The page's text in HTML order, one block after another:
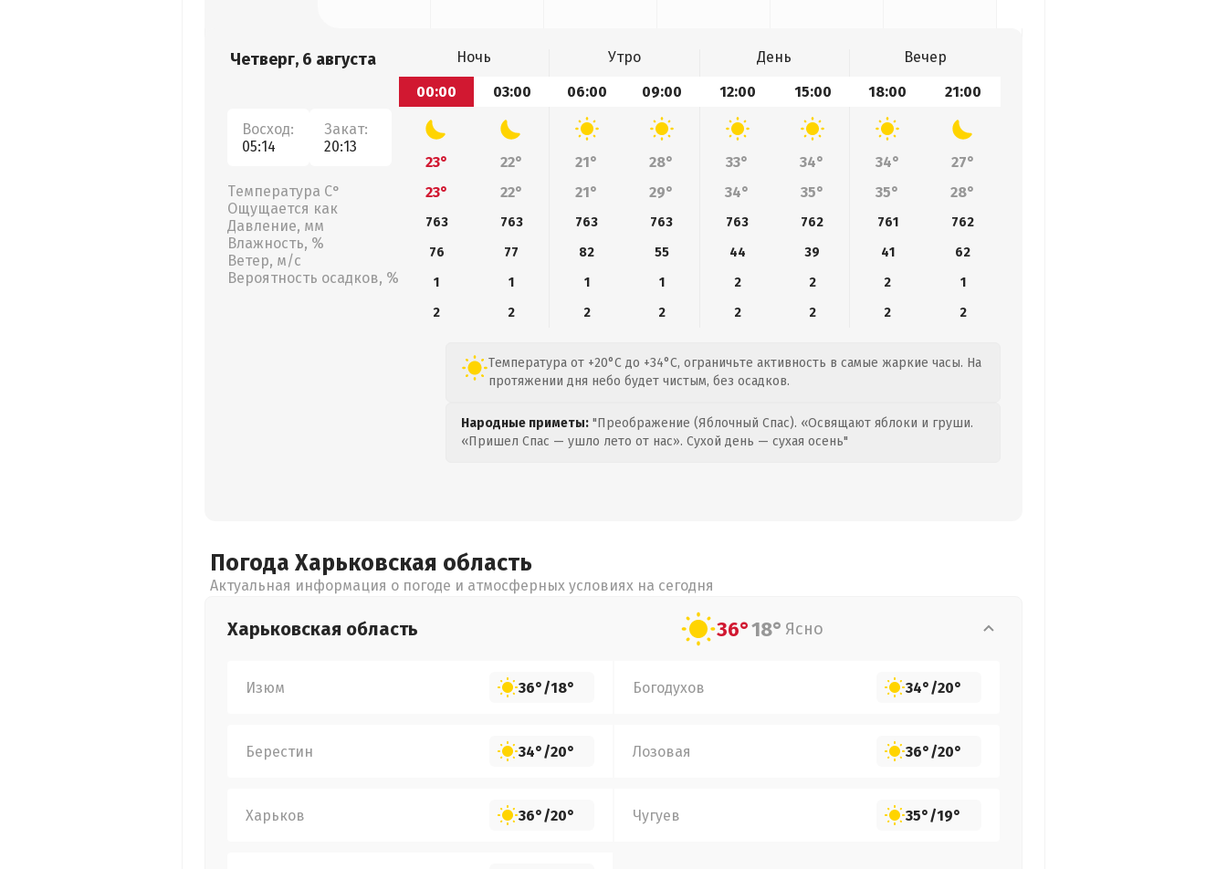
Четверг, 6 августа
Восход:
05:14
Закат:
20:13
Температура С°
Ощущается как
Давление, мм
Влажность, %
Ветер, м/с
Вероятность осадков, %
Ночь Утро День
Вечер
00:00
03:00 06:00 09:00 12:00 15:00 18:00 21:00
23° 22° 21° 28° 33° 34° 34°
27°
23°
22° 21° 29° 34° 35° 35° 28°
763 763 763 763 763 762 761
762
76
77 82 55 44 39 41
62
1
1 1 1 2 2 2
1
2
2 2 2 2 2 2 2
Температура от +20°C до +34°C, ограничьте активность в самые жаркие часы. На
протяжении дня небо будет чистым, без осадков.
Народные приметы: "Преображение (Яблочный Спас). «Освящают яблоки и груши.
«Пришел Спас — ушло лето от нас». Сухой день — сухая осень"
Погода Харьковская область
Актуальная информация о погоде и атмосферных условиях на сегодня
Харьковская область 36°18° Ясно
Изюм 36°/18° Богодухов 34°/20°
Берестин 34°/20° Лозовая 36°/20°
Харьков 36°/20° Чугуев 35°/19°